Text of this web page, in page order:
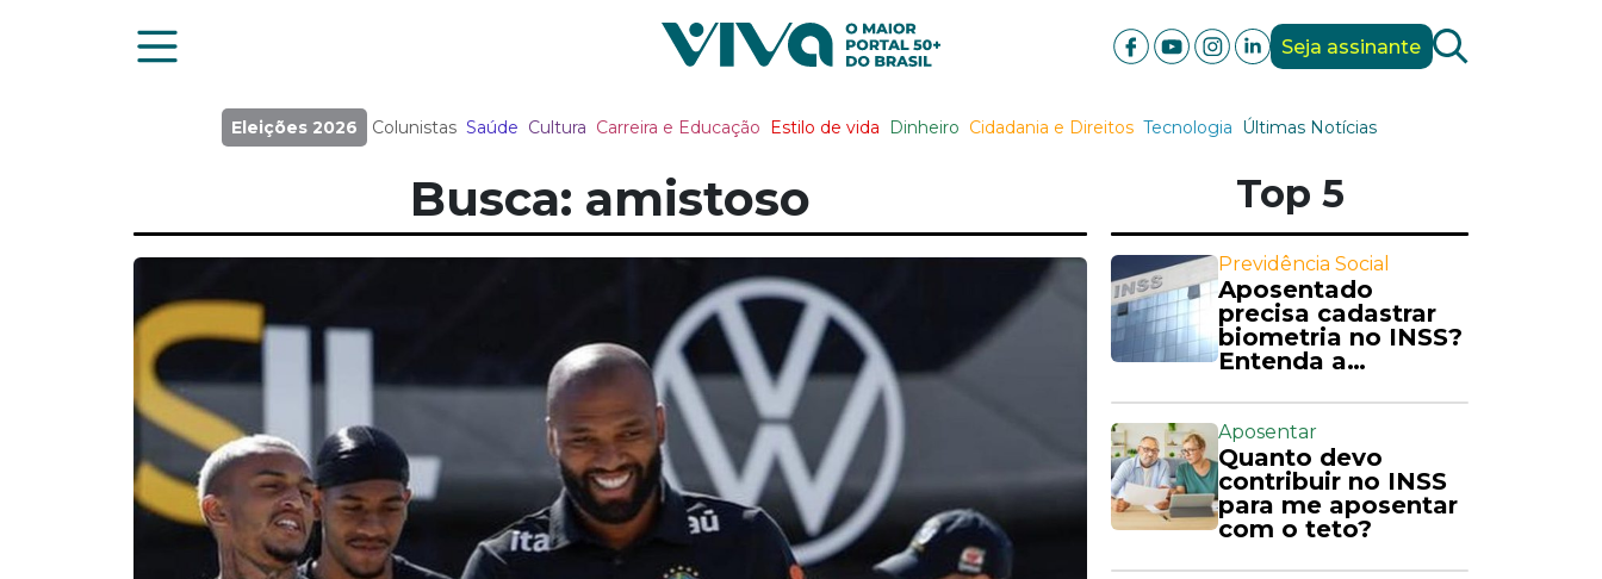
Seja assinante
Eleições 2026 Colunistas Saúde Cultura Carreira e Educação Estilo de vida Dinheiro Cidadania e Direitos Tecnologia Últimas Notícias
Busca: amistoso Top 5
Previdência Social
Aposentado
precisa cadastrar
biometria no INSS?
Entenda a
Aposentar
Quanto devo
contribuir no INSS
para me aposentar
com o teto?